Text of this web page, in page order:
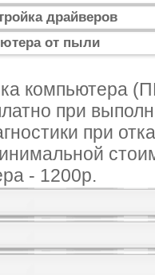
драйверов
от пыли
компьютера
при
при
- 1200р.